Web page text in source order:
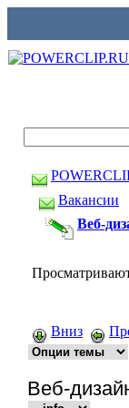
Вакансии
Веб-
Вниз
Веб-